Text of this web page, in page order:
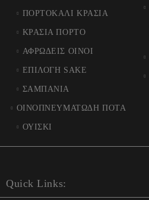
ΠΟΡΤΟΚΑΛΙ ΚΡΑΣΙΑ
ΚΡΑΣΙΑ ΠΟΡΤΟ
ΑΦΡΩΔΕΙΣ ΟΙΝΟΙ
ΕΠΙΛΟΓΗ SAKE
ΣΑΜΠΑΝΙΑ
ΟΙΝΟΠΝΕΥΜΑΤΩΔΗ ΠΟΤΑ
ΟΥΙΣΚΙ
Quick Links: